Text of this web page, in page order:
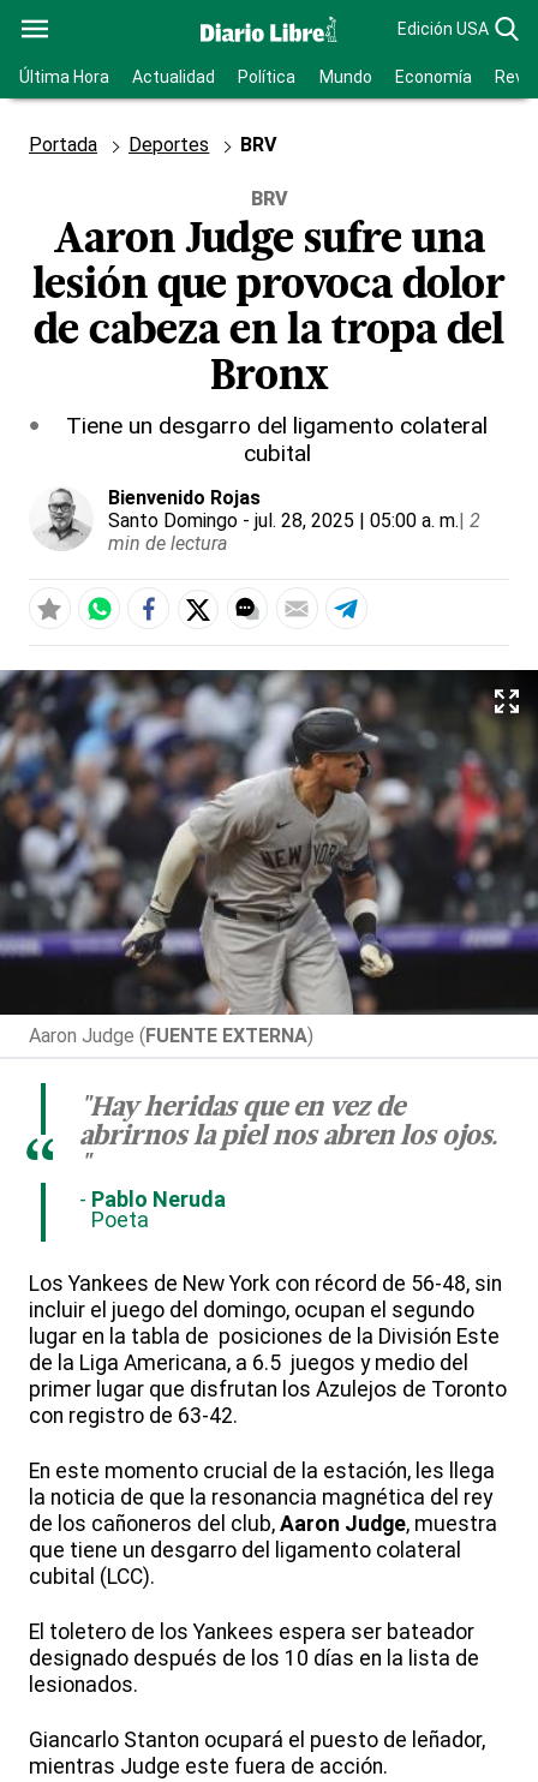
Edición USA
Última Hora Actualidad Política Mundo Economía
Portada Deportes BRV
BRV
Aaron Judge sufre una
lesión que provoca dolor
de cabeza en la tropa del
Bronx
Tiene un desgarro del ligamento colateral
cubital
Bienvenido Rojas
Santo Domingo - jul. 28, 2025 | 05:00 a. m.| 2
min de lectura
Aaron Judge (FUENTE EXTERNA)
"Hay heridas que en vez de
abrirnos la piel nos abren los ojos.
"
Pablo Neruda
Poeta
“
Los Yankees de New York con récord de 56-48, sin
incluir el juego del domingo, ocupan el segundo
lugar en la tabla de posiciones de la División Este
de la Liga Americana, a 6.5 juegos y medio del
primer lugar que disfrutan los Azulejos de Toronto
con registro de 63-42.
En este momento crucial de la estación, les llega
la noticia de que la resonancia magnética del rey
de los cañoneros del club, Aaron Judge, muestra
que tiene un desgarro del ligamento colateral
cubital (LCC).
El toletero de los Yankees espera ser bateador
designado después de los 10 días en la lista de
lesionados.
Giancarlo Stanton ocupará el puesto de leñador,
mientras Judge este fuera de acción.